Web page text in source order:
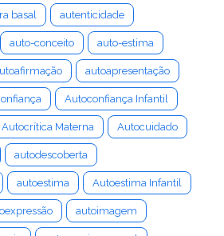
basal autenticidade
auto-conceito auto-estima
autoapresentação
Autoconfiança Infantil
Autocrítica Materna Autocuidado
autodescoberta
autoestima Autoestima Infantil
autoimagem